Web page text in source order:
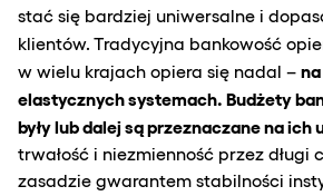
stać się bardziej uniwersalne i
klientów. Tradycyjna bankowość
w wielu krajach opiera się nadal –
elastycznych systemach. Budżety
były lub dalej są przeznaczane na
trwałość i niezmienność przez długi
zasadzie gwarantem stabilności